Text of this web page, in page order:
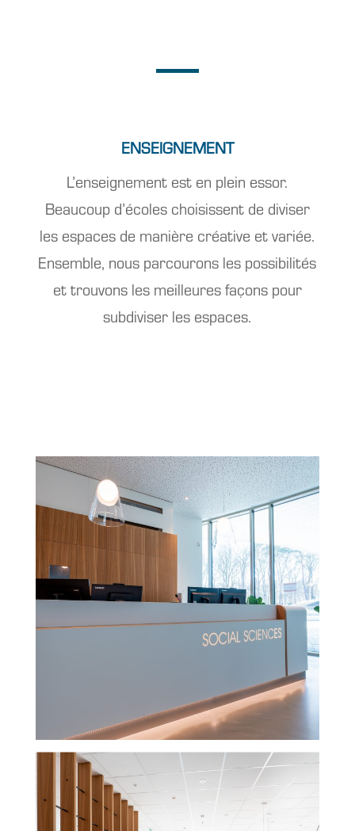
ENSEIGNEMENT
L’enseignement est en plein essor.
Beaucoup d’écoles choisissent de diviser
les espaces de manière créative et variée.
Ensemble, nous parcourons les possibilités
et trouvons les meilleures façons pour
subdiviser les espaces.